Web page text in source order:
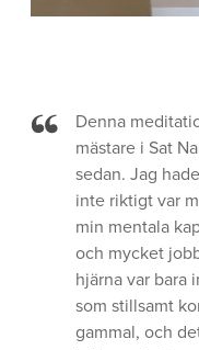
Denna
mästare i Sat
sedan. Jag
inte riktigt var
min mentala
och mycket
hjärna var bara
som stillsamt
gammal, och